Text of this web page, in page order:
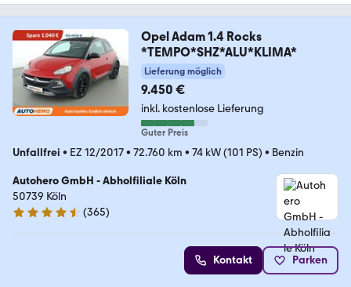
Opel Adam 1.4 Rocks
*TEMPO*SHZ*ALU*KLIMA*
Lieferung möglich
9.450 €
inkl. kostenlose Lieferung
Guter Preis
Unfallfrei • EZ 12/2017• 72.760 km • 74 kW (101 PS) • Benzin
Autohero GmbH - Abholfiliale Köln
50739 Köln
4.6 Sterne
(365)
Kontakt Parken